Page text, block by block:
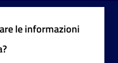
le informazioni